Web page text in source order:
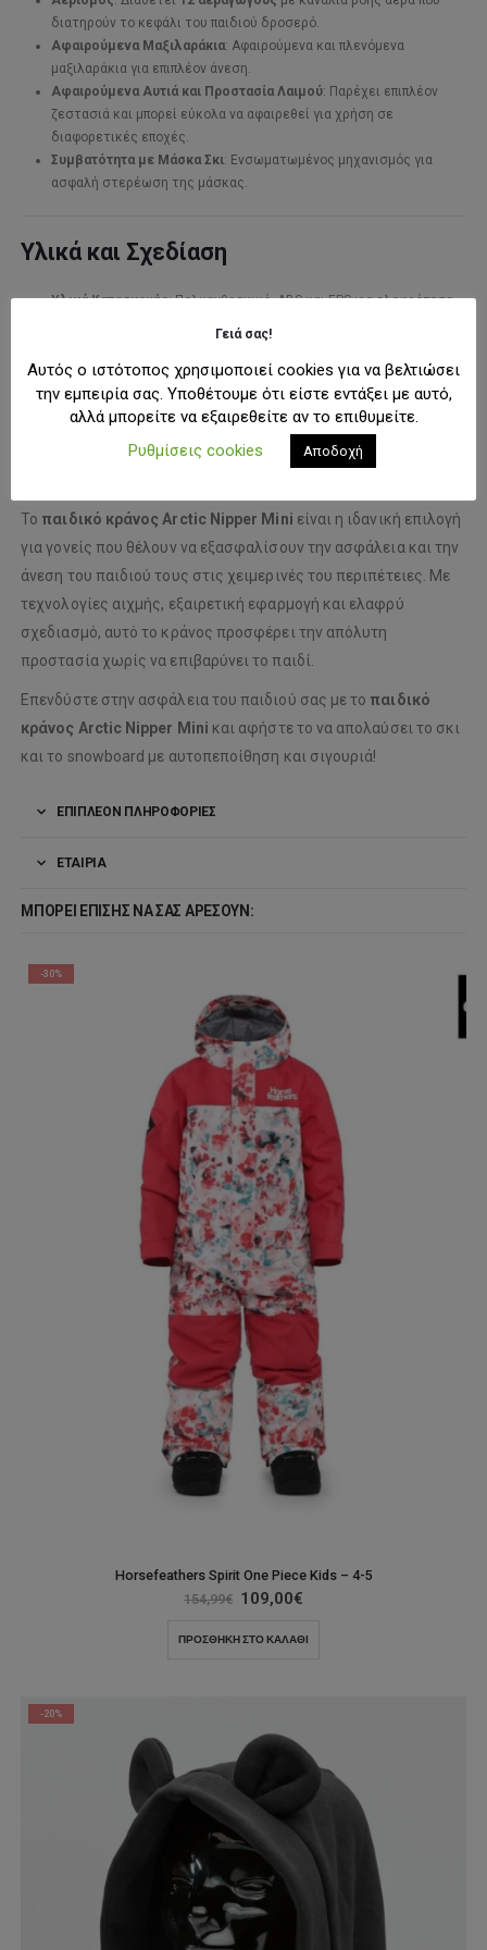
διατηρούν το κεφάλι του παιδιού δροσερό.
Αφαιρούμενα Μαξιλαράκια: Αφαιρούμενα και πλενόμενα
μαξιλαράκια για επιπλέον άνεση.
Αφαιρούμενα Αυτιά και Προστασία Λαιμού: Παρέχει επιπλέον
ζεστασιά και μπορεί εύκολα να αφαιρεθεί για χρήση σε
διαφορετικές εποχές.
Συμβατότητα με Μάσκα Σκι: Ενσωματωμένος μηχανισμός για
ασφαλή στερέωση της μάσκας.
Υλικά και Σχεδίαση
Υλικά Κατασκευής: Πολυανθρακικό, ABS και EPS για ελαφρότητα
: Εργονομικός σχεδιασμός για άνετη εφαρμογή και
βελτιωμένη προστασία.
Γιατί να Επιλέξετε το Παιδικό Κράνος
Arctic Nipper Mini;
Το παιδικό κράνος Arctic Nipper Mini είναι η ιδανική επιλογή
για γονείς που θέλουν να εξασφαλίσουν την ασφάλεια και την
άνεση του παιδιού τους στις χειμερινές του περιπέτειες. Με
τεχνολογίες αιχμής, εξαιρετική εφαρμογή και ελαφρύ
σχεδιασμό, αυτό το κράνος προσφέρει την απόλυτη
προστασία χωρίς να επιβαρύνει το παιδί.
Επενδύστε στην ασφάλεια του παιδιού σας με το παιδικό
κράνος Arctic Nipper Mini και αφήστε το να απολαύσει το σκι
και το snowboard με αυτοπεποίθηση και σιγουριά!
ΕΠΙΠΛΈΟΝ ΠΛΗΡΟΦΟΡΊΕΣ
ΕΤΑΙΡΊΑ
ΜΠΟΡΕΊ ΕΠΊΣΗΣ ΝΑ ΣΑΣ ΑΡΈΣΟΥΝ:
-30%
Horsefeathers Spirit One Piece Kids – 4-5
154,99€ Original
154,99€.
109,00€Η
είναι:
ΠΡΟΣΘΉΚΗ ΣΤΟ ΚΑΛΆΘΙ
-20%
Γειά σας!
Αυτός ο ιστότοπος χρησιμοποιεί cookies για να βελτιώσει
την εμπειρία σας. Υποθέτουμε ότι είστε εντάξει με αυτό,
αλλά μπορείτε να εξαιρεθείτε αν το επιθυμείτε.
Ρυθμίσεις cookies
Αποδοχή